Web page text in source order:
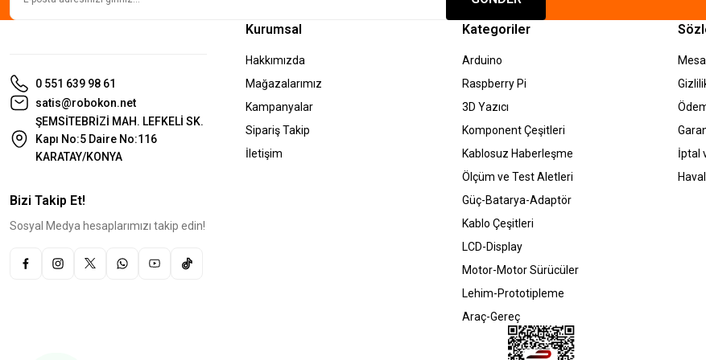
0 551 639 98 61
satis@robokon.net
ŞEMSİTEBRİZİ MAH. LEFKELİ SK.
Kapı No:5 Daire No:116
KARATAY/KONYA
Bizi Takip Et!
Sosyal Medya hesaplarımızı takip edin!
Kurumsal
Hakkımızda
Mağazalarımız
Kampanyalar
Sipariş Takip
İletişim
Kategoriler
Arduino
Raspberry Pi
3D Yazıcı
Komponent Çeşitleri
Kablosuz Haberleşme
Ölçüm ve Test Aletleri
Güç-Batarya-Adaptör
Kablo Çeşitleri
LCD-Display
Motor-Motor Sürücüler
Lehim-Prototipleme
Araç-Gereç
İptal